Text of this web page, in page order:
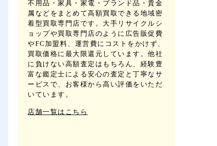
不用品・家具・家電・ブランド品・貴金
属などをまとめて高額買取できる地域密
着型買取専門店です。大手リサイクルシ
ョップや買取専門店のように広告販促費
やFC加盟料、運営費にコストをかけず、
買取価格に最大限還元しています。他社
に負けない高額査定はもちろん、経験豊
富な鑑定士による安心の査定と丁寧なサ
ービスで、お客様から高い評価をいただ
いています。
店舗一覧はこちら